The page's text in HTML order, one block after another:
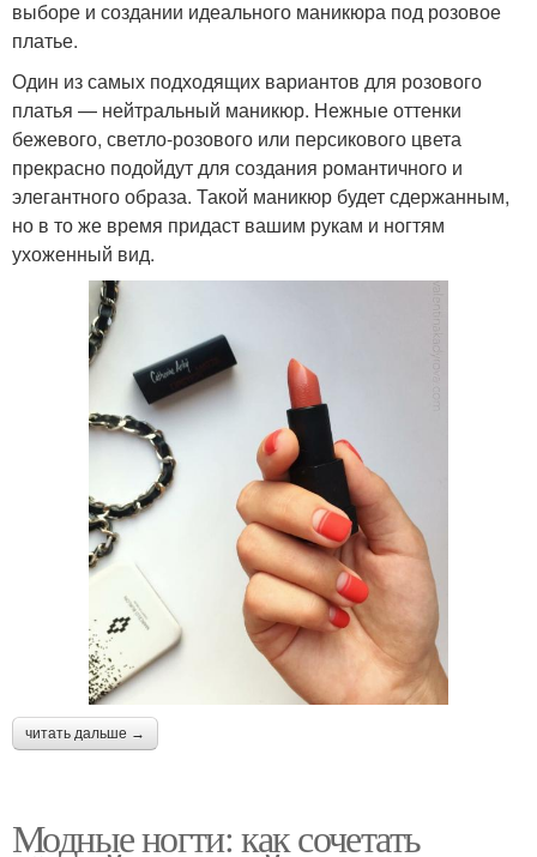
выборе и создании идеального маникюра под розовое
платье.
Один из самых подходящих вариантов для розового
платья — нейтральный маникюр. Нежные оттенки
бежевого, светло-розового или персикового цвета
прекрасно подойдут для создания романтичного и
элегантного образа. Такой маникюр будет сдержанным,
но в то же время придаст вашим рукам и ногтям
ухоженный вид.
читать дальше →
Модные ногти: как сочетать